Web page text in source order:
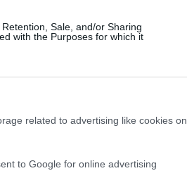
Sale, and/or Sharing
with the Purposes for which it
related to advertising like cookies on
to Google for online advertising
tutaj po
RX450h+
około
na trasie